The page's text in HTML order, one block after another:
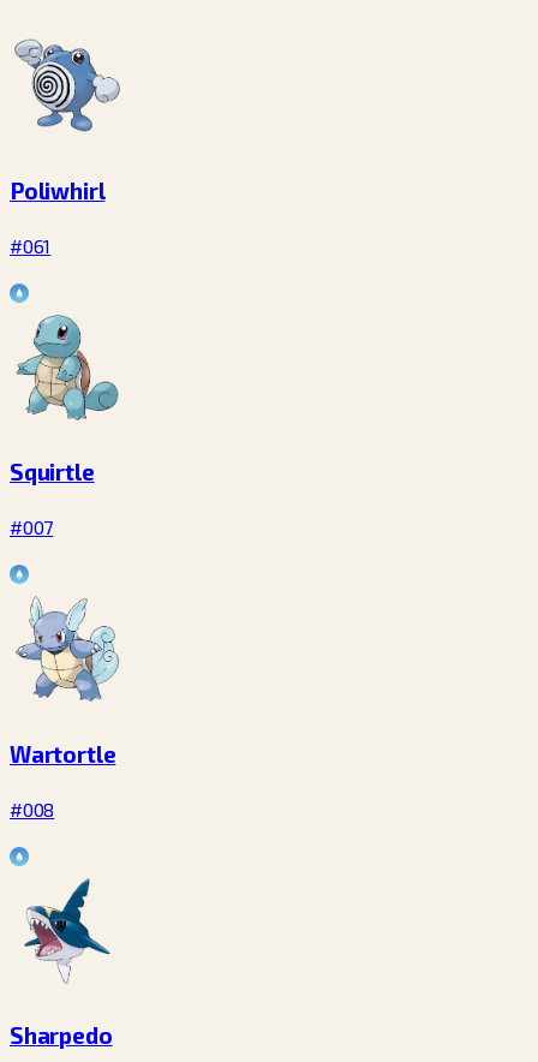
Poliwhirl
#061
Squirtle
#007
Wartortle
#008
Sharpedo